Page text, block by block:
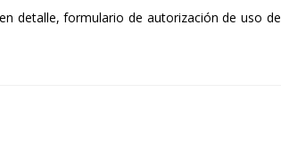
detalle, formulario de autorización de uso de